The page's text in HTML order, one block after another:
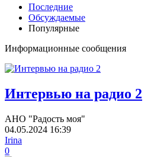
Последние
Обсуждаемые
Популярные
Информационные сообщения
Интервью на радио 2
АНО "Радость моя"
04.05.2024 16:39
Irina
0